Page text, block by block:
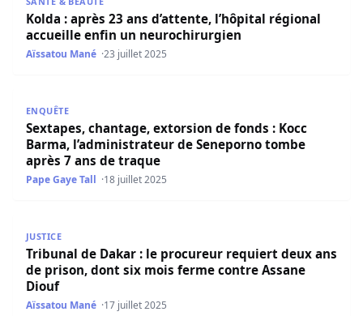
Kolda : après 23 ans d’attente, l’hôpital régional
accueille enfin un neurochirurgien
Aïssatou Mané 23 juillet 2025
ENQUÊTE
Sextapes, chantage, extorsion de fonds : Kocc
Barma, l’administrateur de Seneporno tombe
après 7 ans de traque
Pape Gaye Tall 18 juillet 2025
JUSTICE
Tribunal de Dakar : le procureur requiert deux ans
de prison, dont six mois ferme contre Assane
Diouf
Aïssatou Mané 17 juillet 2025